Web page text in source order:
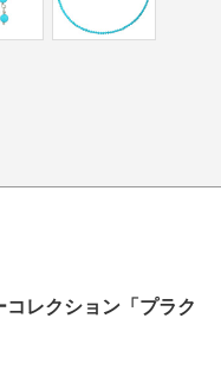
レクション「プラク